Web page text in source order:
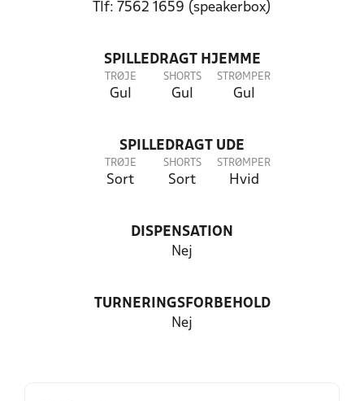
Tlf: 7562 1659 (speakerbox)
SPILLEDRAGT HJEMME
TRØJE
Gul
SHORTS
Gul
STRØMPER
Gul
SPILLEDRAGT UDE
TRØJE
Sort
SHORTS
Sort
STRØMPER
Hvid
DISPENSATION
Nej
TURNERINGSFORBEHOLD
Nej